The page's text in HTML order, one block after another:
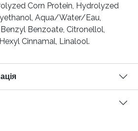
Corn Protein, Hydrolyzed
Aqua/Water/Eau,
Benzoate, Citronellol,
Cinnamal, Linalool.